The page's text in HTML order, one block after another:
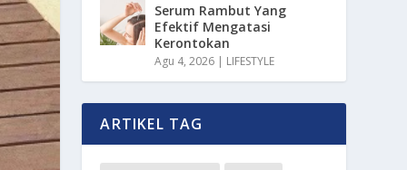
Serum Rambut Yang
Efektif Mengatasi
Kerontokan
Agu 4, 2026 | LIFESTYLE
ARTIKEL TAG